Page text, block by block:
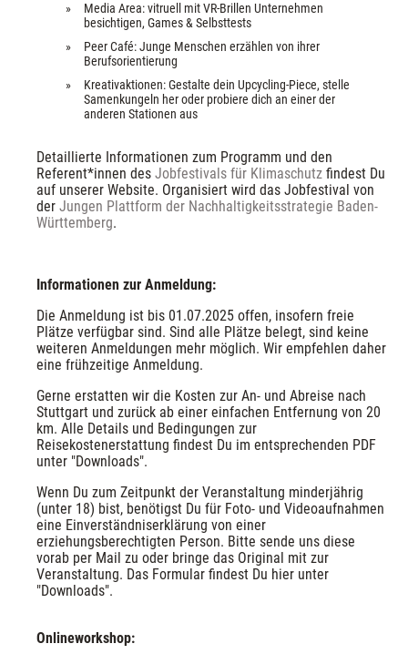
Media Area: vitruell mit VR-Brillen Unternehmen
besichtigen, Games & Selbsttests
Peer Café: Junge Menschen erzählen von ihrer
Berufsorientierung
Kreativaktionen: Gestalte dein Upcycling-Piece, stelle
Samenkungeln her oder probiere dich an einer der
anderen Stationen aus
Detaillierte Informationen zum Programm und den
Referent*innen des Jobfestivals für Klimaschutz findest Du
auf unserer Website. Organisiert wird das Jobfestival von
der Jungen Plattform der Nachhaltigkeitsstrategie Baden-
Württemberg.
Informationen zur Anmeldung:
Die Anmeldung ist bis 01.07.2025 offen, insofern freie
Plätze verfügbar sind. Sind alle Plätze belegt, sind keine
weiteren Anmeldungen mehr möglich. Wir empfehlen daher
eine frühzeitige Anmeldung.
Gerne erstatten wir die Kosten zur An- und Abreise nach
Stuttgart und zurück ab einer einfachen Entfernung von 20
km. Alle Details und Bedingungen zur
Reisekostenerstattung findest Du im entsprechenden PDF
unter "Downloads".
Wenn Du zum Zeitpunkt der Veranstaltung minderjährig
(unter 18) bist, benötigst Du für Foto- und Videoaufnahmen
eine Einverständniserklärung von einer
erziehungsberechtigten Person. Bitte sende uns diese
vorab per Mail zu oder bringe das Original mit zur
Veranstaltung. Das Formular findest Du hier unter
"Downloads".
Onlineworkshop: